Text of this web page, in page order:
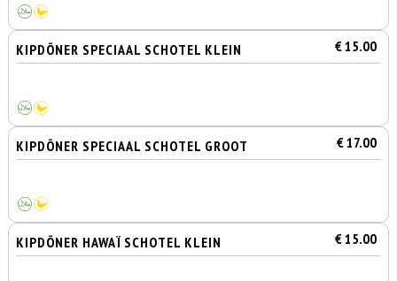
KIPDÖNER SPECIAAL SCHOTEL KLEIN € 15.00
KIPDÖNER SPECIAAL SCHOTEL GROOT € 17.00
KIPDÖNER HAWAÏ SCHOTEL KLEIN € 15.00